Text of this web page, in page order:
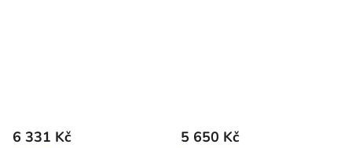
6 331 Kč 5 650 Kč